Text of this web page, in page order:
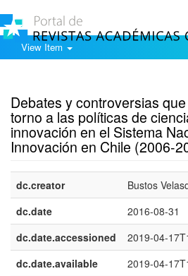
View Item
Debates y controversias
torno a las políticas de
innovación en el Sistema
Innovación en Chile (2006-
dc.creator
Bustos
dc.date
2016-08-31
dc.date.accessioned
2019-04-
dc.date.available
2019-04-